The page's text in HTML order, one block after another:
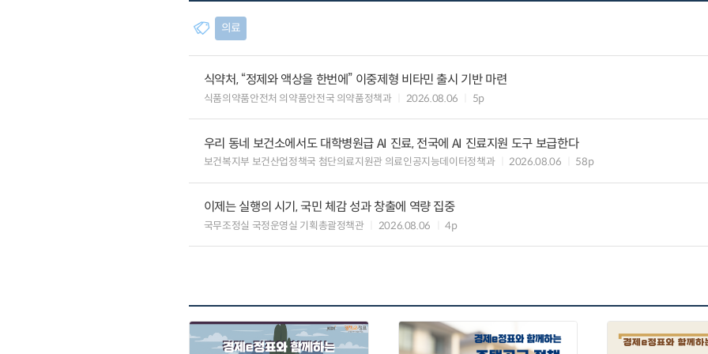
의료
식약처, “정제와 액상을 한번에” 이중제형 비타민 출시 기반 마련
식품의약품안전처 의약품안전국 의약품정책과 2026.08.06 5p
우리 동네 보건소에서도 대학병원급 AI 진료, 전국에 AI 진료지원 도구 보급한다
보건복지부 보건산업정책국 첨단의료지원관 의료인공지능데이터정책과 2026.08.06 58p
이제는 실행의 시기, 국민 체감 성과 창출에 역량 집중
국무조정실 국정운영실 기획총괄정책관 2026.08.06 4p